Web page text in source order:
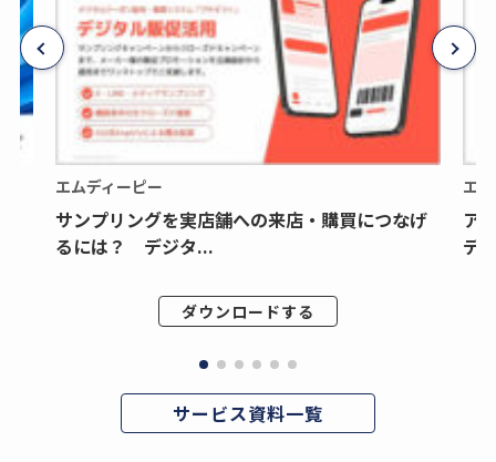
エムディーピー
サンプリングを実店舗への来店・購買につなげ
るには？ デジタ...
ダウンロードする
エ
ア
デ
サービス資料一覧